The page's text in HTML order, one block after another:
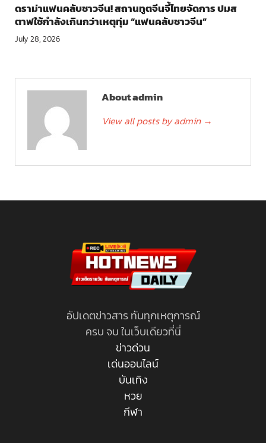
ดราม่าแฟนคลับชาวจีน! สถานทูตจีนจี้ไทยจัดการ ปมส
ตาฟใช้กำลังเกินกว่าเหตุทุ่ม “แฟนคลับชาวจีน”
July 28, 2026
About admin
View all posts by admin →
อัปเดตข่าวสาร ทันทุกเหตุการณ์
ครบ จบ ในเว็บเดียวที่นี่
ข่าวด่วน
เด่นออนไลน์
บันเทิง
หวย
กีฬา